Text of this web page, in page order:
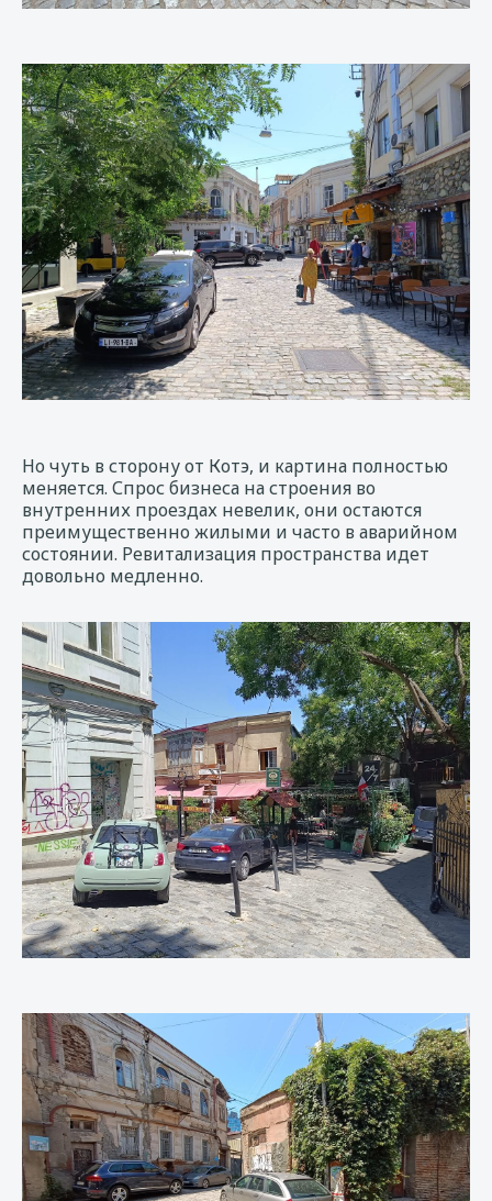
Но чуть в сторону от Котэ, и картина полностью
меняется. Спрос бизнеса на строения во
внутренних проездах невелик, они остаются
преимущественно жилыми и часто в аварийном
состоянии. Ревитализация пространства идет
довольно медленно.